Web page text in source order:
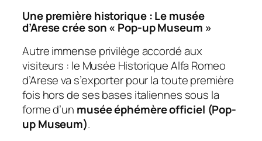
Une première historique : Le musée
d’Arese crée son « Pop-up Museum »
Autre immense privilège accordé aux
visiteurs : le Musée Historique Alfa Romeo
d’Arese va s’exporter pour la toute première
fois hors de ses bases italiennes sous la
forme d’un musée éphémère officiel (Pop-
up Museum).